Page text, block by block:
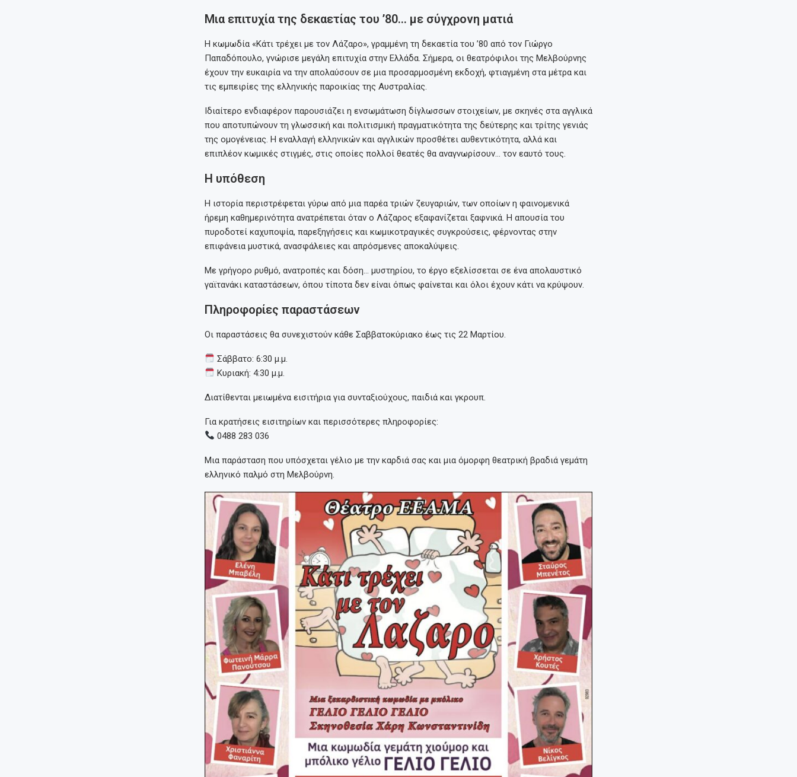
Μια επιτυχία της δεκαετίας του ’80… με σύγχρονη ματιά
Η κωμωδία «Κάτι τρέχει με τον Λάζαρο», γραμμένη τη δεκαετία του ’80 από τον Γιώργο
Παπαδόπουλο, γνώρισε μεγάλη επιτυχία στην Ελλάδα. Σήμερα, οι θεατρόφιλοι της Μελβούρνης
έχουν την ευκαιρία να την απολαύσουν σε μια προσαρμοσμένη εκδοχή, φτιαγμένη στα μέτρα και
τις εμπειρίες της ελληνικής παροικίας της Αυστραλίας.
Ιδιαίτερο ενδιαφέρον παρουσιάζει η ενσωμάτωση δίγλωσσων στοιχείων, με σκηνές στα αγγλικά
που αποτυπώνουν τη γλωσσική και πολιτισμική πραγματικότητα της δεύτερης και τρίτης γενιάς
της ομογένειας. Η εναλλαγή ελληνικών και αγγλικών προσθέτει αυθεντικότητα, αλλά και
επιπλέον κωμικές στιγμές, στις οποίες πολλοί θεατές θα αναγνωρίσουν… τον εαυτό τους.
Η υπόθεση
Η ιστορία περιστρέφεται γύρω από μια παρέα τριών ζευγαριών, των οποίων η φαινομενικά
ήρεμη καθημερινότητα ανατρέπεται όταν ο Λάζαρος εξαφανίζεται ξαφνικά. Η απουσία του
πυροδοτεί καχυποψία, παρεξηγήσεις και κωμικοτραγικές συγκρούσεις, φέρνοντας στην
επιφάνεια μυστικά, ανασφάλειες και απρόσμενες αποκαλύψεις.
Με γρήγορο ρυθμό, ανατροπές και δόση… μυστηρίου, το έργο εξελίσσεται σε ένα απολαυστικό
γαϊτανάκι καταστάσεων, όπου τίποτα δεν είναι όπως φαίνεται και όλοι έχουν κάτι να κρύψουν.
Πληροφορίες παραστάσεων
Οι παραστάσεις θα συνεχιστούν κάθε Σαββατοκύριακο έως τις 22 Μαρτίου.
Σάββατο: 6:30 μ.μ.
Κυριακή: 4:30 μ.μ.
Διατίθενται μειωμένα εισιτήρια για συνταξιούχους, παιδιά και γκρουπ.
Για κρατήσεις εισιτηρίων και περισσότερες πληροφορίες:
0488 283 036
Μια παράσταση που υπόσχεται γέλιο με την καρδιά σας και μια όμορφη θεατρική βραδιά γεμάτη
ελληνικό παλμό στη Μελβούρνη.